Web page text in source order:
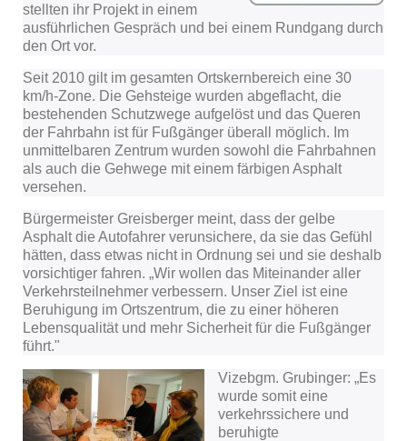
stellten ihr Projekt in einem
ausführlichen Gespräch und bei einem Rundgang durch
den Ort vor.
Seit 2010 gilt im gesamten Ortskernbereich eine 30
km/h-Zone. Die Gehsteige wurden abgeflacht, die
bestehenden Schutzwege aufgelöst und das Queren
der Fahrbahn ist für Fußgänger überall möglich. Im
unmittelbaren Zentrum wurden sowohl die Fahrbahnen
als auch die Gehwege mit einem färbigen Asphalt
versehen.
Bürgermeister Greisberger meint, dass der gelbe
Asphalt die Autofahrer verunsichere, da sie das Gefühl
hätten, dass etwas nicht in Ordnung sei und sie deshalb
vorsichtiger fahren. „Wir wollen das Miteinander aller
Verkehrsteilnehmer verbessern. Unser Ziel ist eine
Beruhigung im Ortszentrum, die zu einer höheren
Lebensqualität und mehr Sicherheit für die Fußgänger
führt."
Vizebgm. Grubinger: „Es
wurde somit eine
verkehrssichere und
beruhigte